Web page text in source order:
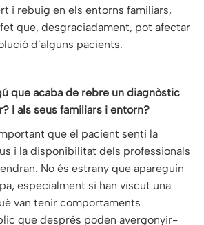
i rebuig en els entorns familiars,
que, desgraciadament, pot afectar
d’alguns pacients.
que acaba de rebre un diagnòstic
I als seus familiars i entorn?
que el pacient senti la
i la disponibilitat dels professionals
No és estrany que apareguin
especialment si han viscut una
van tenir comportaments
que després poden avergonyir-